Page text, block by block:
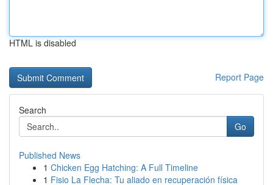
HTML is disabled
Report Page
Search
Go
Published News
1 Chicken Egg Hatching: A Full Timeline
1 Fisio La Flecha: Tu aliado en recuperación física